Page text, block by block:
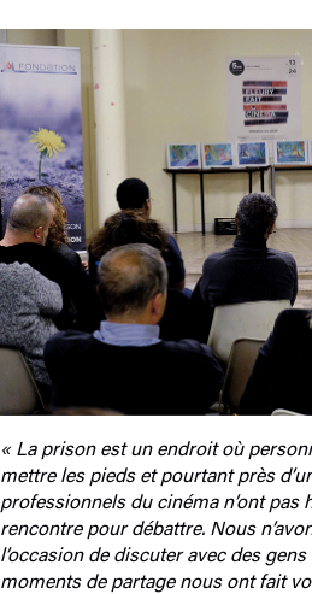
« La prison est un endroit où
mettre les pieds et pourtant près
professionnels du cinéma n’ont pas
rencontre pour débattre. Nous
l’occasion de discuter avec des
moments de partage nous ont fait